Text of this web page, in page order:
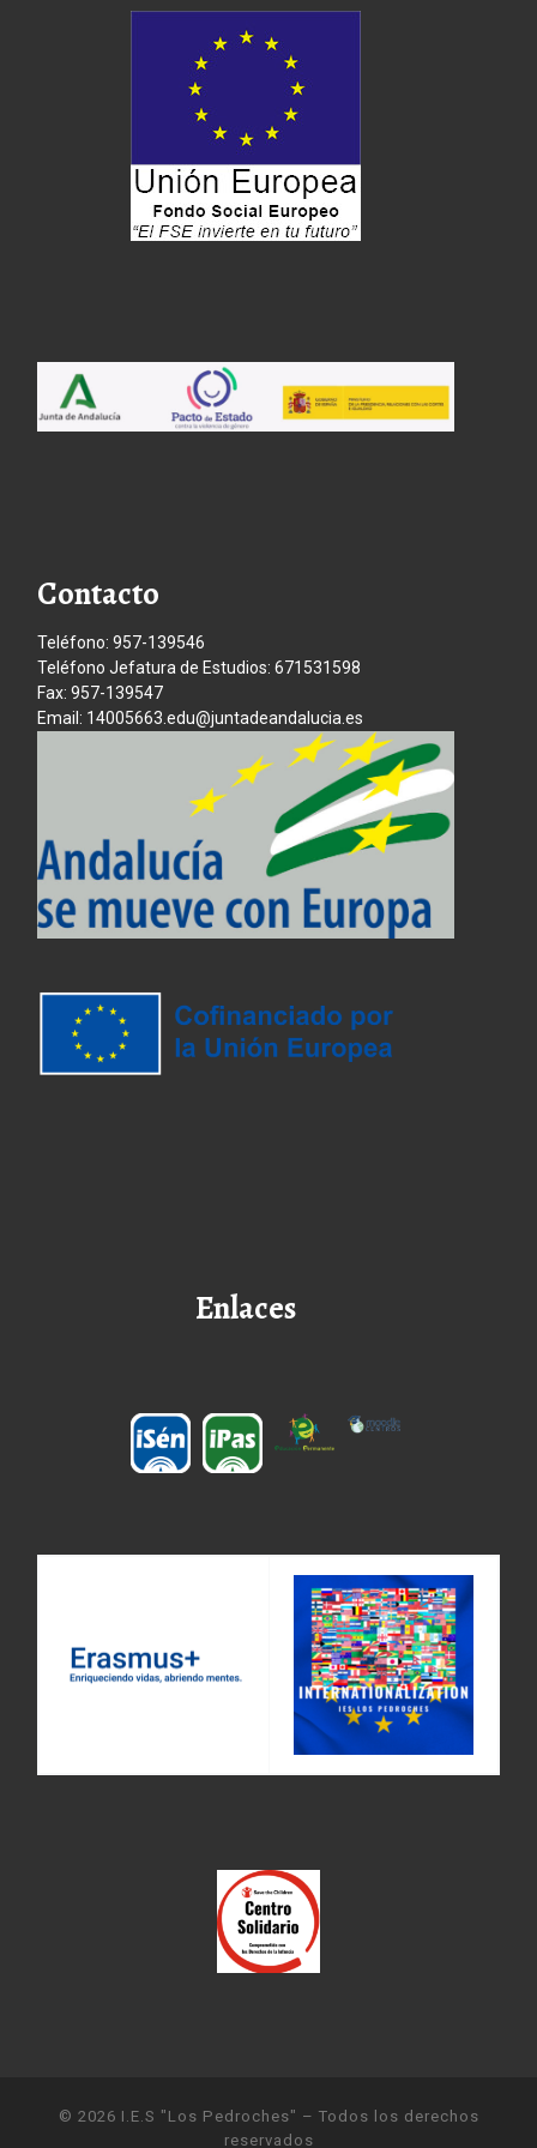
Contacto
Teléfono: 957-139546
Teléfono Jefatura de Estudios: 671531598
Fax: 957-139547
Email: 14005663.edu@juntadeandalucia.es
Enlaces
© 2026 I.E.S "Los Pedroches" – Todos los derechos
reservados